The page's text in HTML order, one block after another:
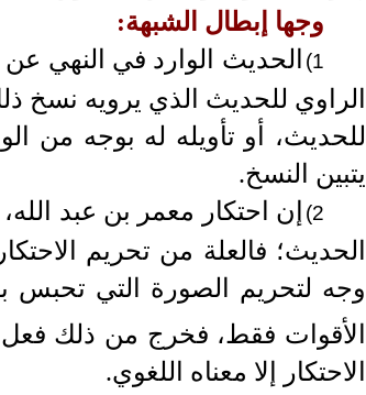
وجها إبطال الشبهة:
1)
الحديث الوارد في النهي
الراوي للحديث الذي يرويه نسخ
للحديث، أو تأويله له بوجه من
يتبين النسخ.
2)
إن احتكار معمر بن عبد
الحديث؛ فالعلة من تحريم
وجه لتحريم الصورة التي تحبس
الأقوات فقط، فخرج من ذلك
الاحتكار إلا معناه اللغوي.